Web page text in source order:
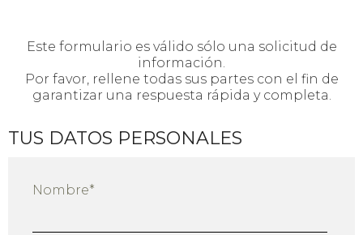
Este formulario es válido sólo una solicitud de
información.
Por favor, rellene todas sus partes con el fin de
garantizar una respuesta rápida y completa.
TUS DATOS PERSONALES
Nombre*